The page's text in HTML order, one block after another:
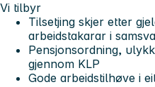
Vi tilbyr
Tilsetjing skjer etter
arbeidstakarar i
Pensjonsordning,
gjennom KLP
Gode arbeidstilhøve i